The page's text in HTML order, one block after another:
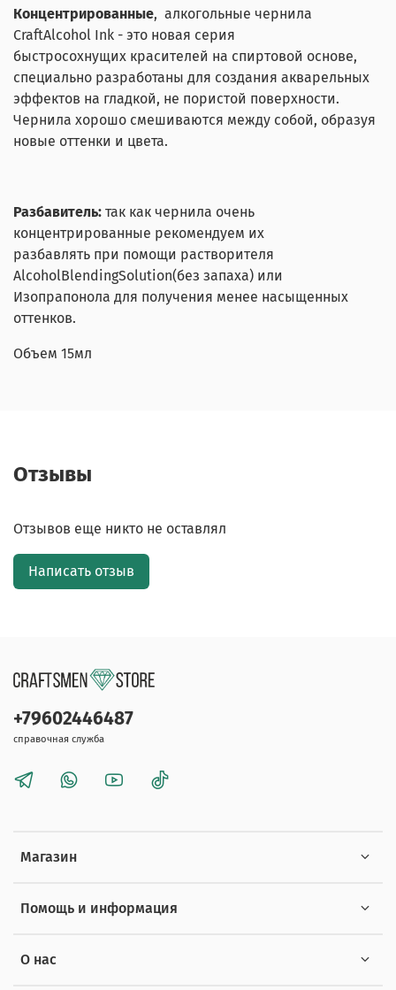
Концентрированные, алкогольные чернила
CraftAlcohol Ink - это новая серия
быстросохнущих красителей на спиртовой основе,
специально разработаны для создания акварельных
эффектов на гладкой, не пористой поверхности.
Чернила хорошо смешиваются между собой, образуя
новые оттенки и цвета.
Разбавитель: так как чернила очень
концентрированные рекомендуем их
разбавлять при помощи растворителя
AlcoholBlendingSolution(без запаха) или
Изопрапонола для получения менее насыщенных
оттенков.
Объем 15мл
Отзывы
Отзывов еще никто не оставлял
Написать отзыв
Магазин
Помощь и информация
О нас
+79602446487
справочная служба